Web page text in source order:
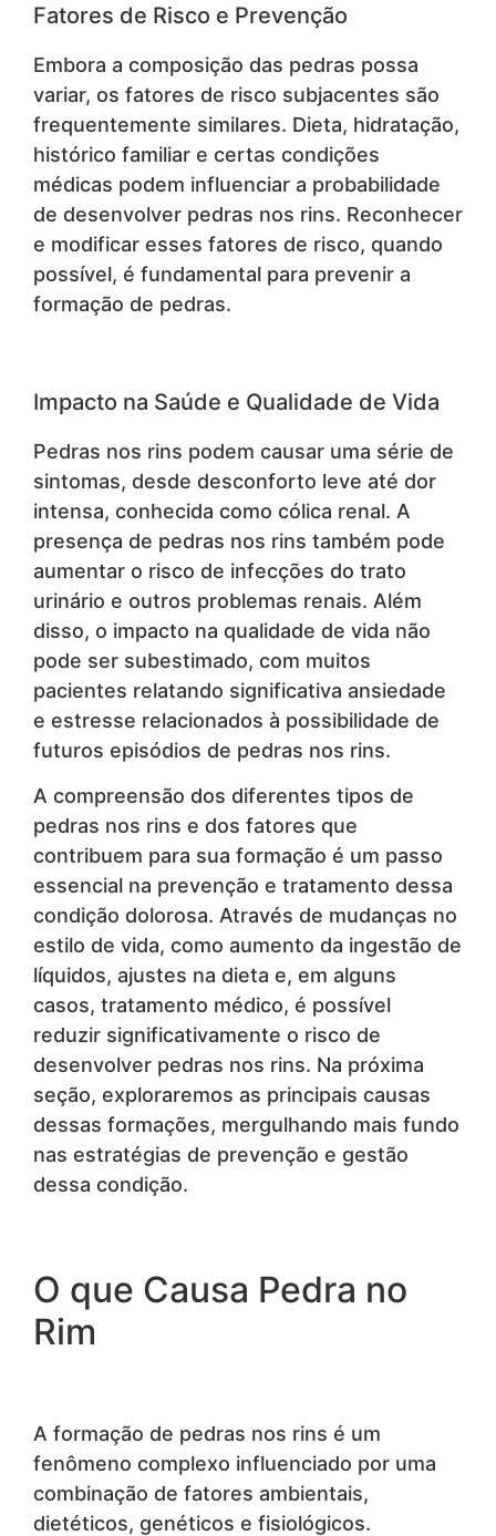
Fatores de Risco e Prevenção
Embora a composição das pedras possa
variar, os fatores de risco subjacentes são
frequentemente similares. Dieta, hidratação,
histórico familiar e certas condições
médicas podem influenciar a probabilidade
de desenvolver pedras nos rins. Reconhecer
e modificar esses fatores de risco, quando
possível, é fundamental para prevenir a
formação de pedras.
Impacto na Saúde e Qualidade de Vida
Pedras nos rins podem causar uma série de
sintomas, desde desconforto leve até dor
intensa, conhecida como cólica renal. A
presença de pedras nos rins também pode
aumentar o risco de infecções do trato
urinário e outros problemas renais. Além
disso, o impacto na qualidade de vida não
pode ser subestimado, com muitos
pacientes relatando significativa ansiedade
e estresse relacionados à possibilidade de
futuros episódios de pedras nos rins.
A compreensão dos diferentes tipos de
pedras nos rins e dos fatores que
contribuem para sua formação é um passo
essencial na prevenção e tratamento dessa
condição dolorosa. Através de mudanças no
estilo de vida, como aumento da ingestão de
líquidos, ajustes na dieta e, em alguns
casos, tratamento médico, é possível
reduzir significativamente o risco de
desenvolver pedras nos rins. Na próxima
seção, exploraremos as principais causas
dessas formações, mergulhando mais fundo
nas estratégias de prevenção e gestão
dessa condição.
O que Causa Pedra no
Rim
A formação de pedras nos rins é um
fenômeno complexo influenciado por uma
combinação de fatores ambientais,
dietéticos, genéticos e fisiológicos.